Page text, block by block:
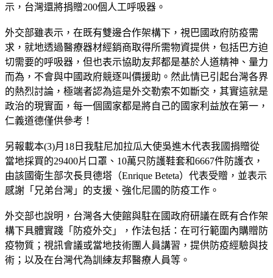
示，台灣還將捐贈200個人工呼吸器。
外交部雖表示，在既有雙邊合作架構下，視巴國政府防疫需
求，就地透過醫療器材經銷商取得所需物資提供，包括巴方迫
切需要的呼吸器，但也表示協助友邦都是基於人道精神、量力
而為，不會與中國政府競逐叫價援助。然此情已引起台灣各界
的熱烈討論，極端者認為這是外交勒索不如斷交，其實這就是
政治的現實面，每一個國家都是將自己的國家利益放在第一，
仁義道德僅供參考！
另報載本(3)月18日我駐尼加拉瓜大使吳進木代表我國捐贈從
當地採買的29400片口罩、10萬只防護鞋套和6667件防護衣，
由該國衛生部次長貝德塔（Enrique Beteta）代表受贈，並表示
感謝「兄弟台灣」的支援、強化尼國的防疫工作。
外交部也說明，台灣各大使館與駐在國政府研議在既有合作架
構下具體實踐「防疫外交」，作法包括：在可行範圍內購贈防
疫物質；視訊會議或當地技術團人員講習，提供防疫經驗與技
術；以及在台灣代為訓練友邦醫療人員等。